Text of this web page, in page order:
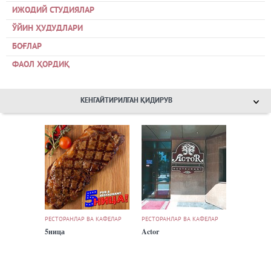
ИЖОДИЙ СТУДИЯЛАР
ЎЙИН ҲУДУДЛАРИ
БОҒЛАР
ФАОЛ ҲОРДИҚ
КЕНГАЙТИРИЛГАН ҚИДИРУВ
РЕСТОРАНЛАР ВА КАФЕЛАР
5ница
РЕСТОРАНЛАР ВА КАФЕЛАР
Actor